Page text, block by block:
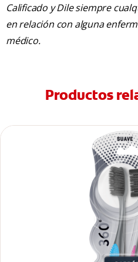
Calificado y Dile siempre
en relación con alguna
médico.
Productos